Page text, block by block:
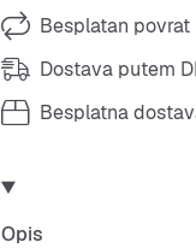
Besplatan povrat
Dostava putem
Besplatna
Opis